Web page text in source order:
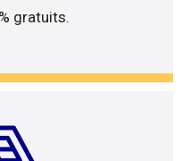
gratuits.